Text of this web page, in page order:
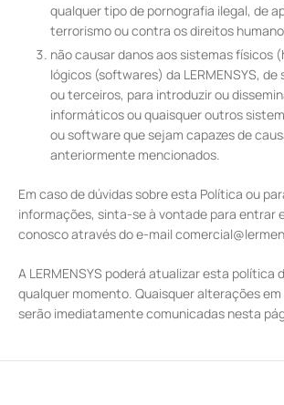
qualquer tipo de pornografia ilegal, de
terrorismo ou contra os direitos
não causar danos aos sistemas físicos
lógicos (softwares) da LERMENSYS,
ou terceiros, para introduzir ou
informáticos ou quaisquer outros
ou software que sejam capazes de
anteriormente mencionados.
Em caso de dúvidas sobre esta Política ou
informações, sinta-se à vontade para entrar
conosco através do e-mail
A LERMENSYS poderá atualizar esta política
qualquer momento. Quaisquer alterações
serão imediatamente comunicadas nesta